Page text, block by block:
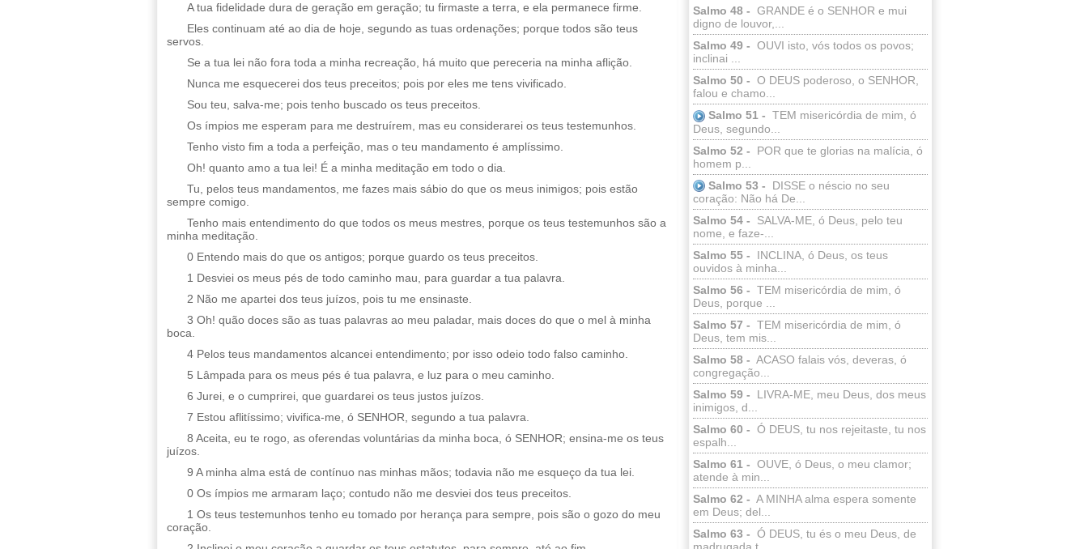
Salmo 48 - GRANDE é o SENHOR e mui
digno de louvor,...
Salmo 49 - OUVI isto, vós todos os povos;
inclinai ...
Salmo 50 - O DEUS poderoso, o SENHOR,
falou e chamo...
Salmo 51 - TEM misericórdia de mim, ó
Deus, segundo...
Salmo 52 -
POR que te glorias na malícia, ó
homem p...
Salmo 53 -
DISSE o néscio no seu
coração: Não há De...
Salmo 54 -
SALVA-ME, ó Deus, pelo teu
nome, e faze-...
Salmo 55 -
INCLINA, ó Deus, os teus
ouvidos à minha...
Salmo 56 - TEM misericórdia de mim, ó
Deus, porque ...
Salmo 57 - TEM misericórdia de mim, ó
Deus, tem mis...
Salmo 58 - ACASO falais vós, deveras, ó
congregação...
Salmo 59 -
LIVRA-ME, meu Deus, dos meus
inimigos, d...
Salmo 60 - Ó DEUS, tu nos rejeitaste, tu nos
espalh...
Salmo 61 - OUVE, ó Deus, o meu clamor;
atende à min...
Salmo 62 - A MINHA alma espera somente
em Deus; del...
Salmo 63 - Ó DEUS, tu és o meu Deus, de
A tua fidelidade dura de geração em geração; tu firmaste a terra, e ela permanece firme.
Eles continuam até ao dia de hoje, segundo as tuas ordenações; porque todos são teus
servos.
Se a tua lei não fora toda a minha recreação, há muito que pereceria na minha aflição.
Nunca me esquecerei dos teus preceitos; pois por eles me tens vivificado.
Sou teu, salva-me; pois tenho buscado os teus preceitos.
Os ímpios me esperam para me destruírem, mas eu considerarei os teus testemunhos.
Tenho visto fim a toda a perfeição, mas o teu mandamento é amplíssimo.
Oh! quanto amo a tua lei! É a minha meditação em todo o dia.
Tu, pelos teus mandamentos, me fazes mais sábio do que os meus inimigos; pois estão
sempre comigo.
Tenho mais entendimento do que todos os meus mestres, porque os teus testemunhos são a
minha meditação.
0 Entendo mais do que os antigos; porque guardo os teus preceitos.
1 Desviei os meus pés de todo caminho mau, para guardar a tua palavra.
2 Não me apartei dos teus juízos, pois tu me ensinaste.
3 Oh! quão doces são as tuas palavras ao meu paladar, mais doces do que o mel à minha
boca.
4 Pelos teus mandamentos alcancei entendimento; por isso odeio todo falso caminho.
5 Lâmpada para os meus pés é tua palavra, e luz para o meu caminho.
6 Jurei, e o cumprirei, que guardarei os teus justos juízos.
7 Estou aflitíssimo; vivifica-me, ó SENHOR, segundo a tua palavra.
8 Aceita, eu te rogo, as oferendas voluntárias da minha boca, ó SENHOR; ensina-me os teus
juízos.
9 A minha alma está de contínuo nas minhas mãos; todavia não me esqueço da tua lei.
0 Os ímpios me armaram laço; contudo não me desviei dos teus preceitos.
1 Os teus testemunhos tenho eu tomado por herança para sempre, pois são o gozo do meu
coração.